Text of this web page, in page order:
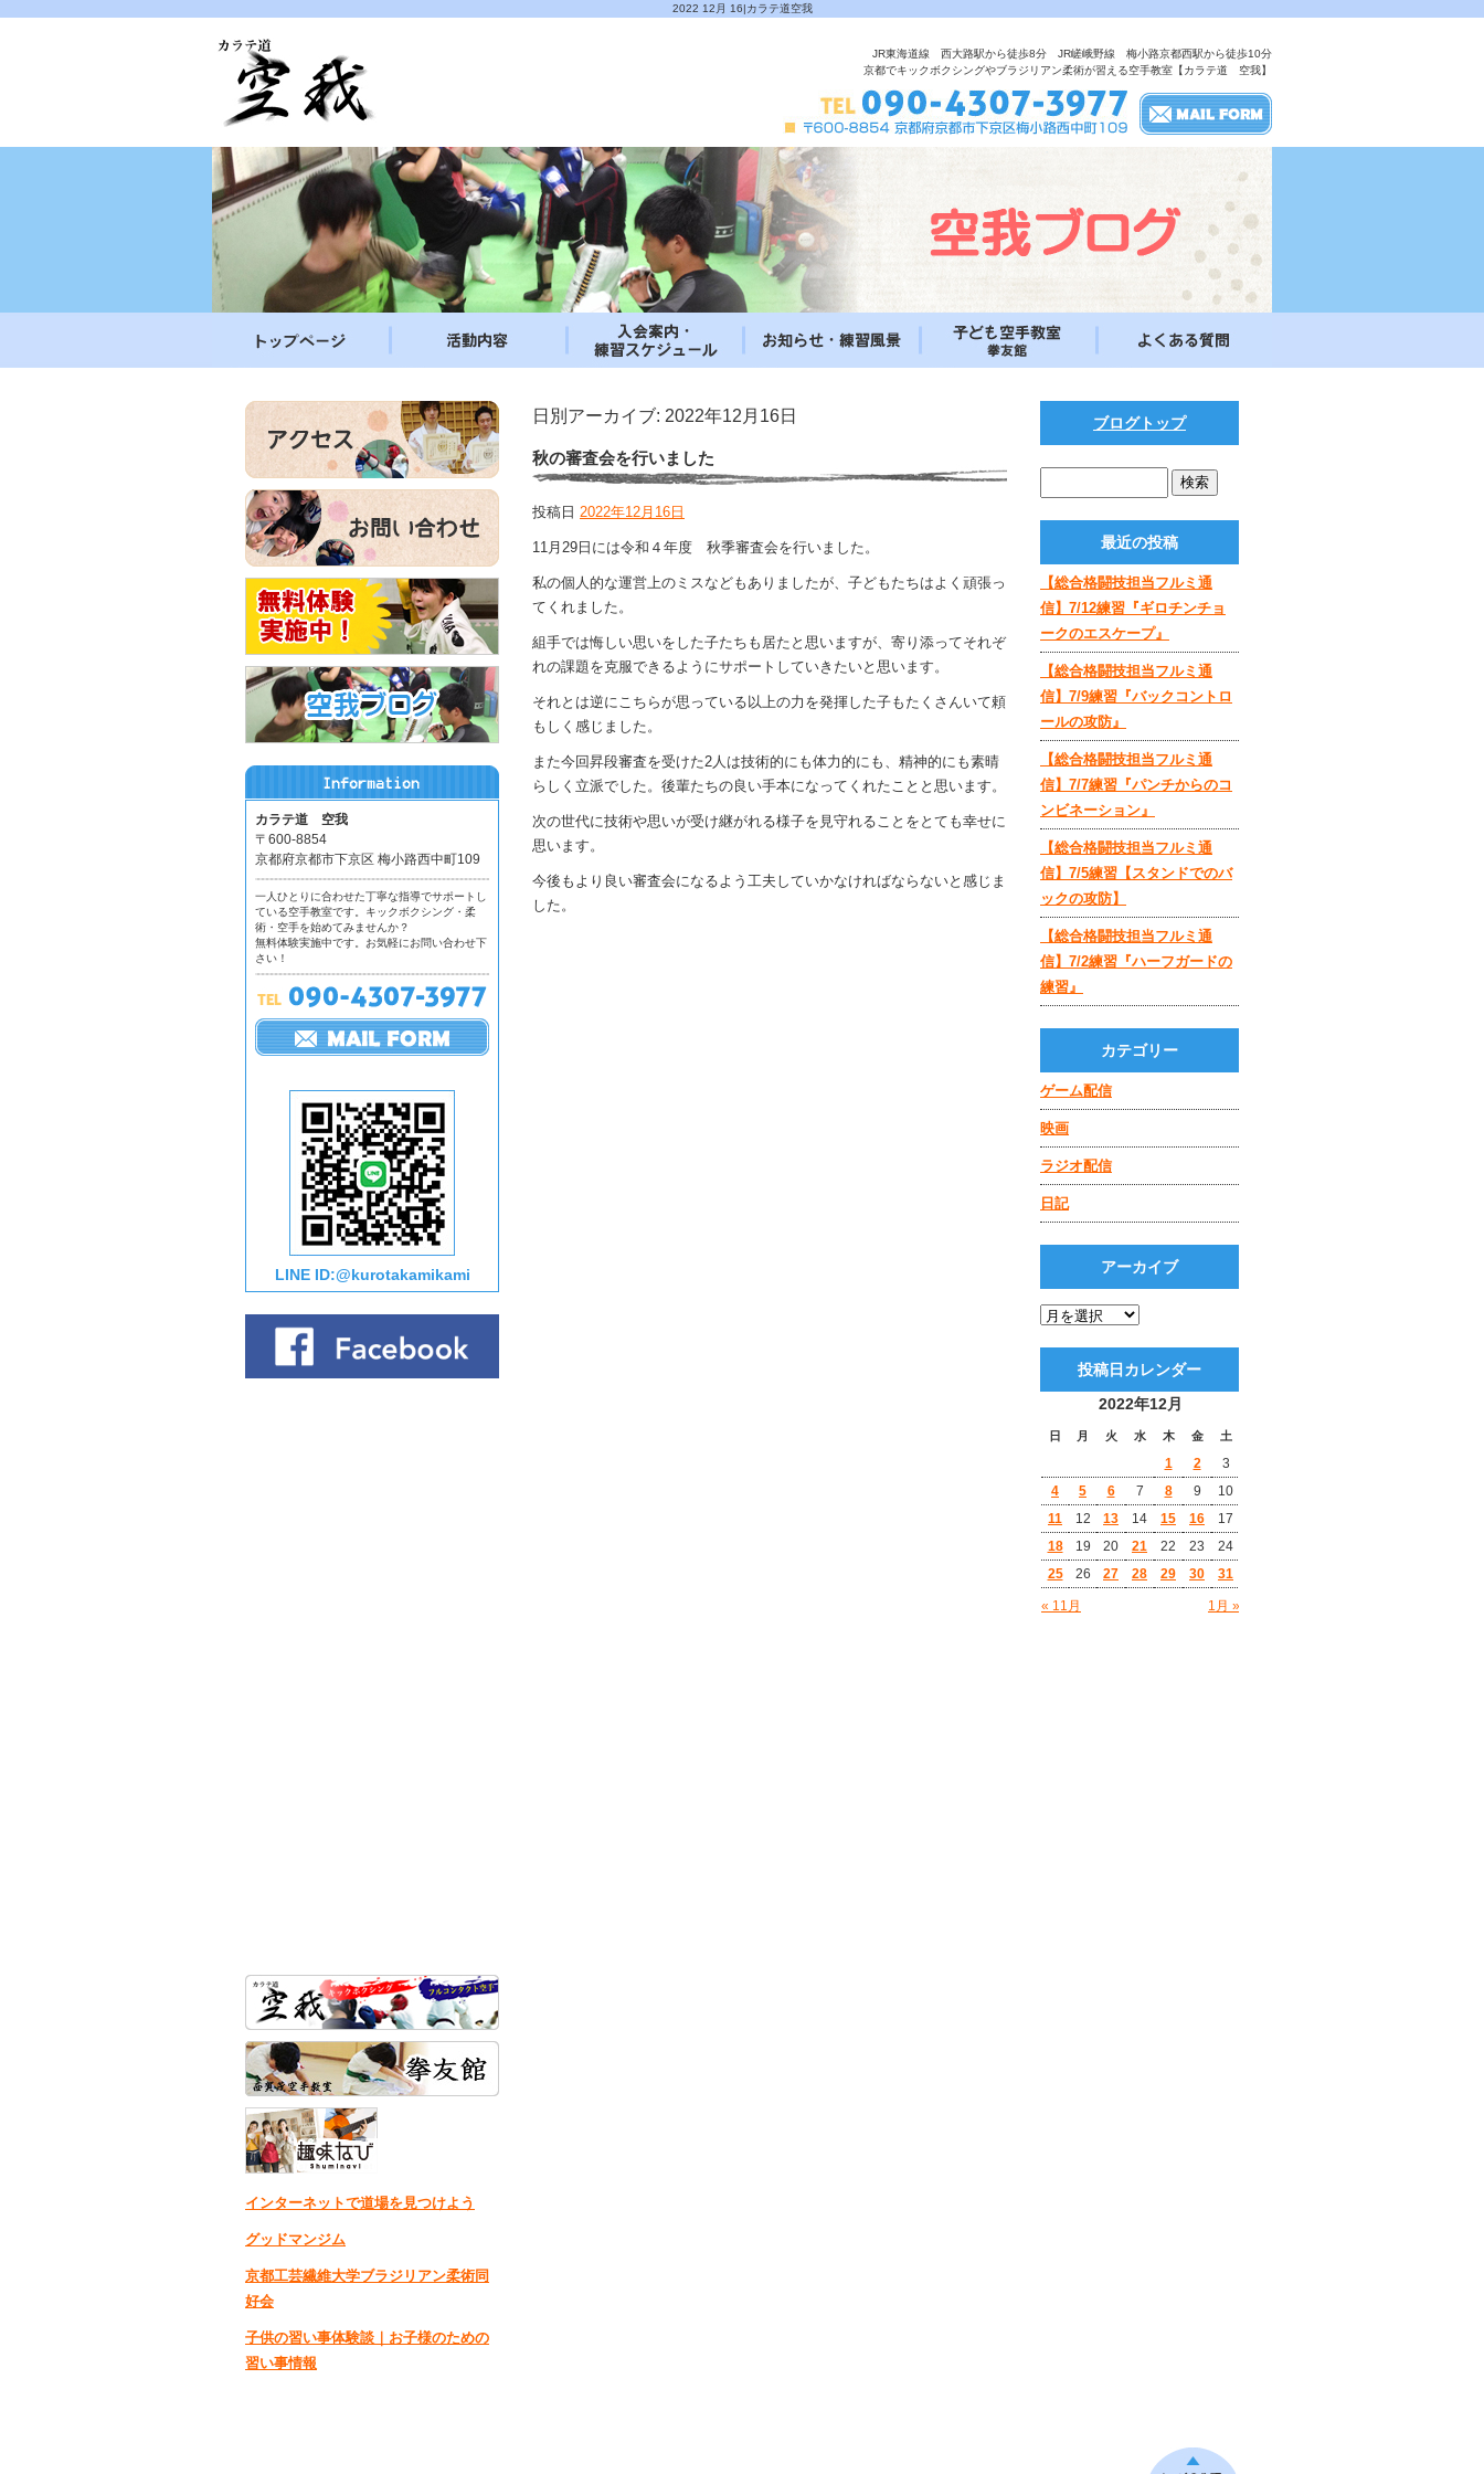
2022 12月 16|カラテ道空我
JR東海道線 西大路駅から徒歩8分 JR嵯峨野線 梅小路京都西駅から徒歩10分
京都でキックボクシングやブラジリアン柔術が習える空手教室【カラテ道 空我】
カラテ道 空我
〒600-8854
京都府京都市下京区 梅小路西中町109
一人ひとりに合わせた丁寧な指導でサポートし
ている空手教室です。キックボクシング・柔
術・空手を始めてみませんか？
無料体験実施中です。お気軽にお問い合わせ下
さい！
LINE ID:@kurotakamikami
インターネットで道場を見つけよう
グッドマンジム
京都工芸繊維大学ブラジリアン柔術同
好会
子供の習い事体験談｜お子様のための
習い事情報
日別アーカイブ: 2022年12月16日
秋の審査会を行いました
投稿日 2022年12月16日
11月29日には令和４年度 秋季審査会を行いました。
私の個人的な運営上のミスなどもありましたが、子どもたちはよく頑張っ
てくれました。
組手では悔しい思いをした子たちも居たと思いますが、寄り添ってそれぞ
れの課題を克服できるようにサポートしていきたいと思います。
それとは逆にこちらが思っている以上の力を発揮した子もたくさんいて頼
もしく感じました。
また今回昇段審査を受けた2人は技術的にも体力的にも、精神的にも素晴
らしく立派でした。後輩たちの良い手本になってくれたことと思います。
次の世代に技術や思いが受け継がれる様子を見守れることをとても幸せに
思います。
今後もより良い審査会になるよう工夫していかなければならないと感じま
した。
ブログトップ
最近の投稿
【総合格闘技担当フルミ通
信】7/12練習『ギロチンチョ
ークのエスケープ』
【総合格闘技担当フルミ通
信】7/9練習『バックコントロ
ールの攻防』
【総合格闘技担当フルミ通
信】7/7練習『パンチからのコ
ンビネーション』
【総合格闘技担当フルミ通
信】7/5練習【スタンドでのバ
ックの攻防】
【総合格闘技担当フルミ通
信】7/2練習『ハーフガードの
練習』
カテゴリー
ゲーム配信
映画
ラジオ配信
日記
アーカイブ
投稿日カレンダー
2022年12月
日 月 火 水 木 金 土
« 11月 1月 »
1 2
3
4
5 6 7 8 9
10
11
12 13 14 15 16
17
18
19 20 21 22 23
24
25
26 27 28 29 30 31